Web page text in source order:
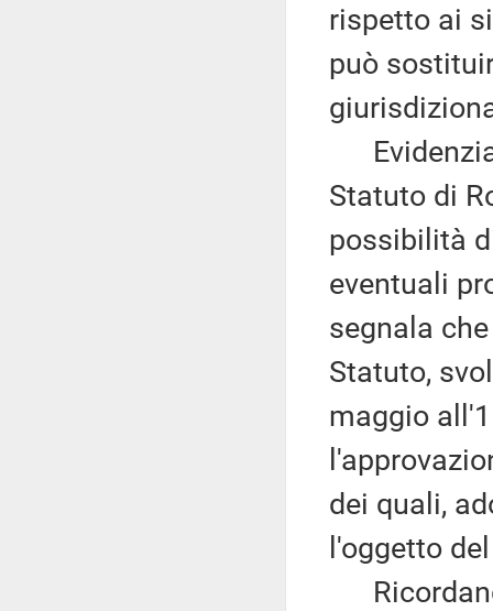
rispetto ai
può
Statuto di
possibilità
eventuali
segnala
Statuto,
maggio
dei quali,
l'oggetto